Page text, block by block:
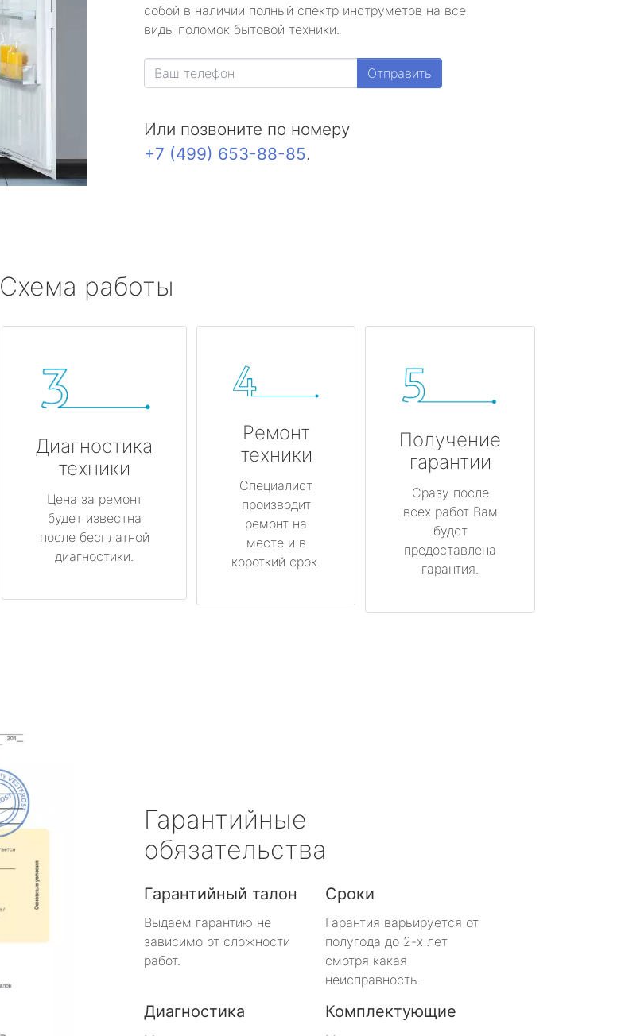
собой в наличии полный спектр инструметов на все
виды поломок бытовой техники.
Отправить
Или позвоните по номеру
+7 (499) 653-88-85.
Схема работы
Диагностика
техники
Цена за ремонт
будет известна
после бесплатной
диагностики.
Ремонт
техники
Специалист
производит
ремонт на
месте и в
короткий срок.
Получение
гарантии
Сразу после
всех работ Вам
будет
предоставлена
гарантия.
Гарантийные
обязательства
Гарантийный талон
Выдаем гарантию не
зависимо от сложности
работ.
Сроки
Гарантия варьируется от
полугода до 2-х лет
смотря какая
неисправность.
Диагностика Комплектующие